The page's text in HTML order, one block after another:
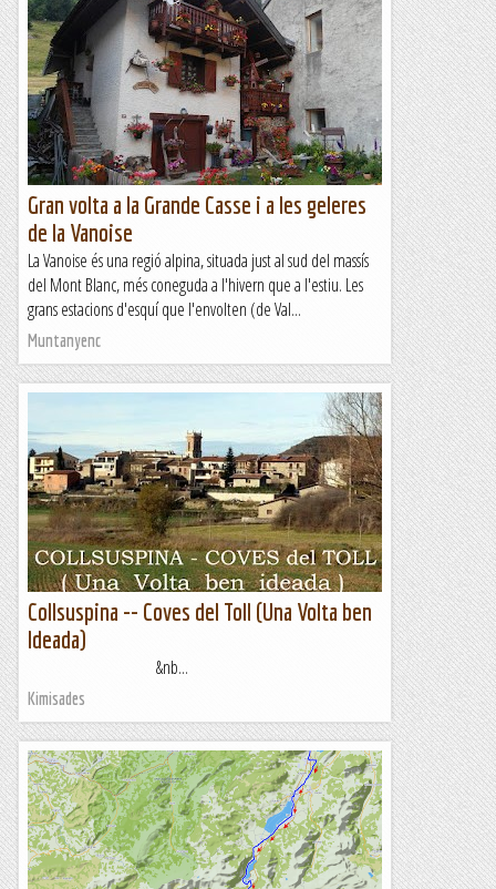
Gran volta a la Grande Casse i a les geleres
de la Vanoise
La Vanoise és una regió alpina, situada just al sud del massís
del Mont Blanc, més coneguda a l'hivern que a l'estiu. Les
grans estacions d'esquí que l'envolten (de Val...
Muntanyenc
Collsuspina -- Coves del Toll (Una Volta ben
Ideada)
&nb...
Kimisades